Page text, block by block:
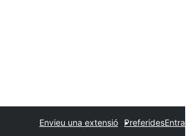
Envieu una extensió PreferidesEntra